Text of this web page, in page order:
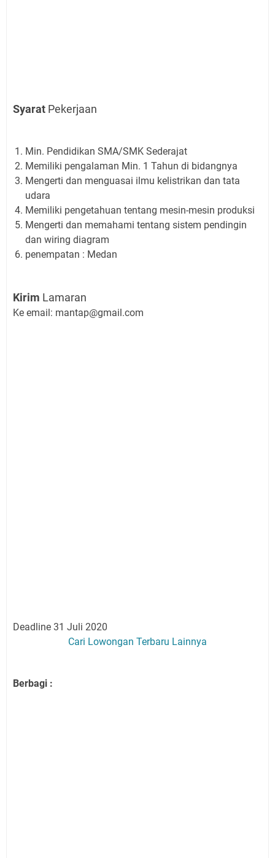
Syarat Pekerjaan
Min. Pendidikan SMA/SMK Sederajat
Memiliki pengalaman Min. 1 Tahun di bidangnya
Mengerti dan menguasai ilmu kelistrikan dan tata
udara
Memiliki pengetahuan tentang mesin-mesin produksi
Mengerti dan memahami tentang sistem pendingin
dan wiring diagram
penempatan : Medan
Kirim Lamaran
Ke email: mantap@gmail.com
Deadline 31 Juli 2020
Cari Lowongan Terbaru Lainnya
Berbagi :